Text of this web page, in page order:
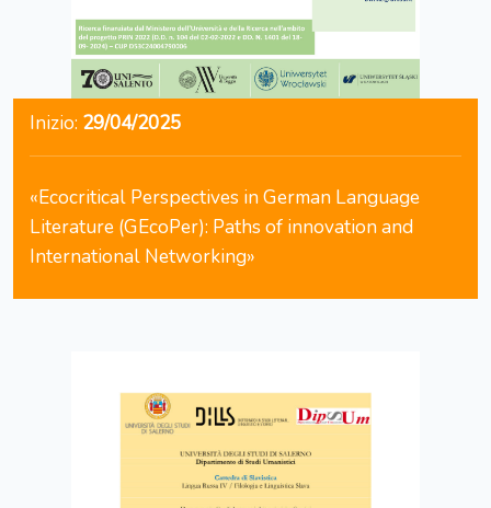
Inizio: 29/04/2025
«Ecocritical Perspectives in German Language
Literature (GEcoPer): Paths of innovation and
International Networking»